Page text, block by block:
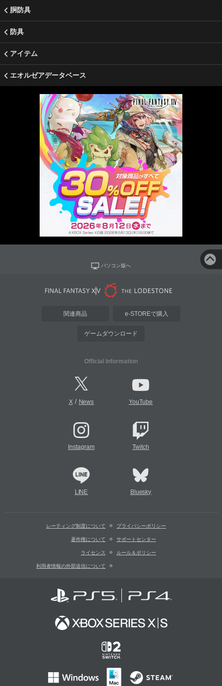
胴防具
防具
アイテム
エオルゼアデータベース
パソコン版へ
関連商品 e-STOREで購入
ゲームダウンロード
Official Information
X/ News YouTube
Instagram Twitch
LINE Bluesky
レーティング制度について プライバシーポリシー
著作権について サポートセンター
ライセンス ルール＆ポリシー
利用者情報の外部送信について